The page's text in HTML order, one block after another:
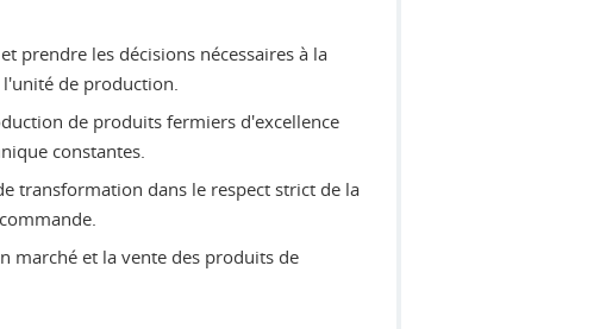
prendre les décisions nécessaires à la
de production.
de produits fermiers d'excellence
constantes.
transformation dans le respect strict de la
marché et la vente des produits de